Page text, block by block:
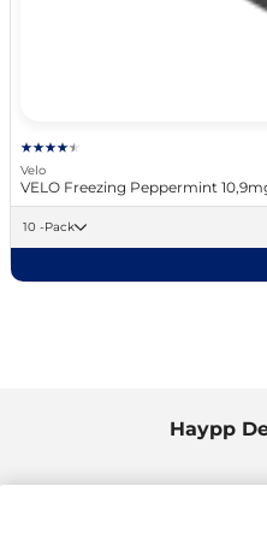
Velo
VELO Freezing Peppermint
10 -Pack
Haypp